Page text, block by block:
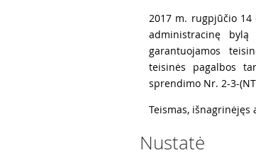
2017 m. rugpjūčio
administracinę
garantuojamos
teisinės pagalbos
sprendimo Nr. 2-3-
Teismas,
Nustatė